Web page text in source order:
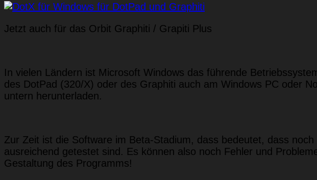
Jetzt auch für das Orbit Graphiti / Grapiti Plus
In vielen Ländern ist Microsoft Windows das führende
des DotPad (320/X) oder des Graphiti auch am Windows PC oder
untern herunterladen.
Zur Zeit ist die Software im Beta-Stadium, dass bedeutet, dass
ausreichend getestet sind. Es können also noch Fehler und
Gestaltung des Programms!